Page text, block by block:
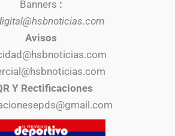
Banners :
Avisos
Y Rectificaciones